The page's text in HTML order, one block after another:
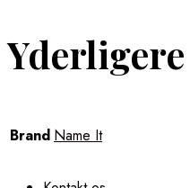
Brand Name It